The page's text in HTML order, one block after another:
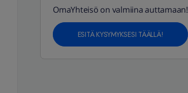
OmaYhteisö on valmiina auttamaan!
ESITÄ KYSYMYKSESI TÄÄLLÄ!